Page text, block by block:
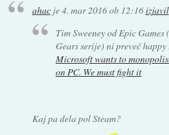
ahacje4. mar 2016 ob 12:16izjavil
Tim Sweeney od Epic
Gears serije) ni preveč
Microsoft wants to
on PC. We must fight it
Kaj pa dela pol Steam?